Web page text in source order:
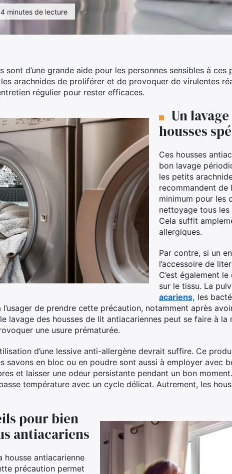
minutes de lecture
sont d’une grande aide pour les personnes sensibles à
arachnides de proliférer et de provoquer de virulentes
régulier pour rester efficaces.
Un
housses
Ces housses
bon lavage
les petits
recommandent de
minimum pour les
nettoyage tous les
Cela suffit
allergiques.
Par contre, si un
l’accessoire de
C’est également
sur le tissu. La
acariens, les
de prendre cette précaution, notamment après
lavage des housses de lit antiacariennes peut se faire à la
une usure prématurée.
d’une lessive anti-allergène devrait suffire. Ce
savons en bloc ou en poudre sont aussi à employer avec
et laisser une odeur persistante pendant un bon
température avec un cycle délicat. Autrement, les
pour bien
antiacariens
housse antiacarienne
précaution permet